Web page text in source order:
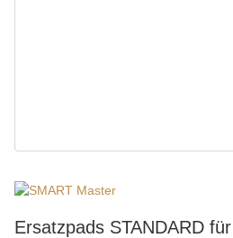
Ersatzpads STANDARD